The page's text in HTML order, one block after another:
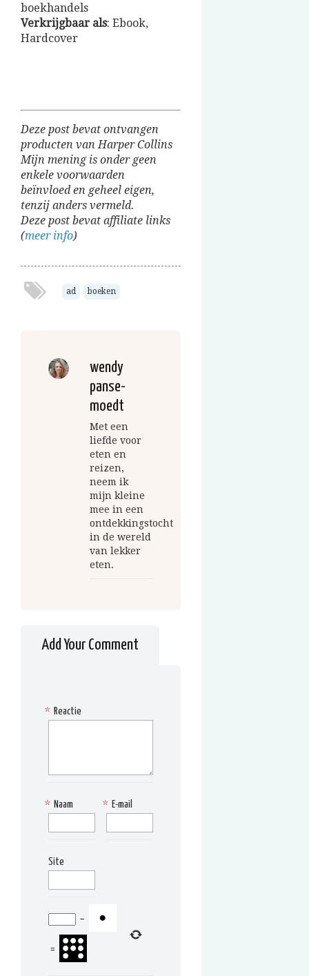
boekhandels
Verkrijgbaar als: Ebook,
Hardcover
Deze post bevat ontvangen
producten van Harper Collins
Mijn mening is onder geen
enkele voorwaarden
beïnvloed en geheel eigen,
tenzij anders vermeld.
Deze post bevat affiliate links
(meer info)
ad boeken
wendy
panse-
moedt
Met een
liefde voor
eten en
reizen,
neem ik
mijn kleine
mee in een
ontdekkingstocht
in de wereld
van lekker
eten.
Add Your Comment
Reactie
*
Naam
* E-mail
*
Site
−
=